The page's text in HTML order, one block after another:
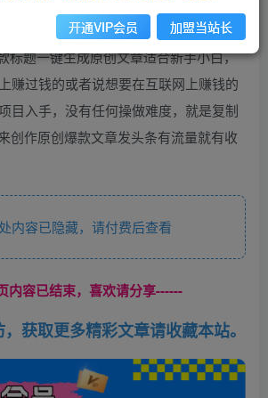
标题一键生成原创文章适合新手小白，
赚过钱的或者说想要在互联网上赚钱的
目入手，没有任何操做难度，就是复制
创作原创爆款文章发头条有流量就有收
内容已隐藏，请付费后查看
内容已结束，喜欢请分享------
获取更多精彩文章请收藏本站。
开通VIP会员 加盟当站长